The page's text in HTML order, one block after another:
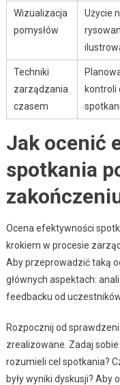
Wizualizacja
pomysłów
Użycie
Techniki
zarządzania
czasem
kontroli
Jak ocenić
spotkania
Ocena efektywności
krokiem w procesie
Aby przeprowadzić taką
głównych aspektach:
feedbacku od
Rozpocznij od
zrealizowane. Zadaj
rozumieli cel spotkania?
były wyniki dyskusji?